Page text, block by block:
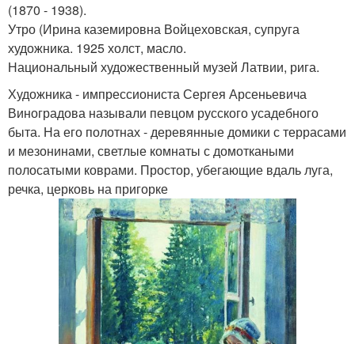
(1870 - 1938).
Утро (Ирина каземировна Войцеховская, супруга
художника. 1925 холст, масло.
Национальный художественный музей Латвии, рига.
Художника - импрессиониста Сергея Арсеньевича
Виноградова называли певцом русского усадебного
быта. На его полотнах - деревянные домики с террасами
и мезонинами, светлые комнаты с домоткаными
полосатыми коврами. Простор, убегающие вдаль луга,
речка, церковь на пригорке